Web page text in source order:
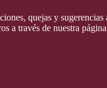
quejas y
a través de nuestra